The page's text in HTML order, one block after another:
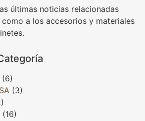
últimas noticias relacionadas
a los accesorios y materiales
(6)
(3)
(16)